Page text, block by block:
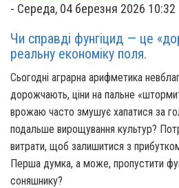
- Середа, 04 березня 2026 10:32
Чи справді фунгіцид — це
реальну економіку поля.
Сьогодні аграрна арифметика
дорожчають, ціни на пальне
врожаю часто змушує хапатися за
подальше вирощування культур?
витрати, щоб залишитися з
Перша думка, а може, пропустити
соняшнику?